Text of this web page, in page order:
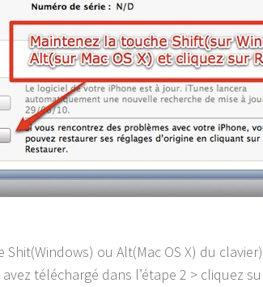
ou Alt(Mac OS X) du
téléchargé dans l’étape 2 > cliquez